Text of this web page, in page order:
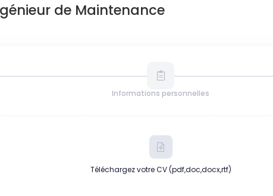
de Maintenance
Informations personnelles
Téléchargez votre CV (pdf,doc,docx,rtf)